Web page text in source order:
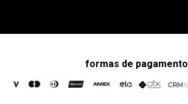
formas de pagamento